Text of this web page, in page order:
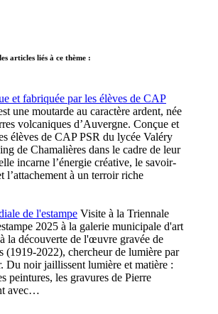
articles liés à ce thème :
et fabriquée par les élèves de CAP
une moutarde au caractère ardent, née
volcaniques d’Auvergne. Conçue et
élèves de CAP PSR du lycée Valéry
de Chamalières dans le cadre de leur
incarne l’énergie créative, le savoir-
l’attachement à un terroir riche
de l'estampe Visite à la Triennale
2025 à la galerie municipale d'art
la découverte de l'œuvre gravée de
(1919-2022), chercheur de lumière par
Du noir jaillissent lumière et matière :
peintures, les gravures de Pierre
avec…